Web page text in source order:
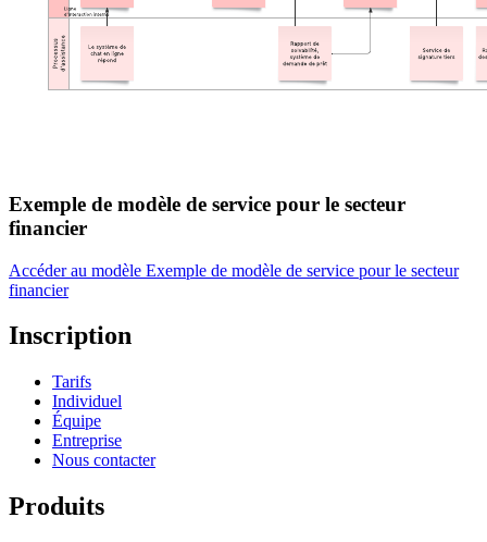
Exemple de modèle de service pour le secteur
financier
Accéder au modèle Exemple de modèle de service pour le secteur
financier
Inscription
Tarifs
Individuel
Équipe
Entreprise
Nous contacter
Produits